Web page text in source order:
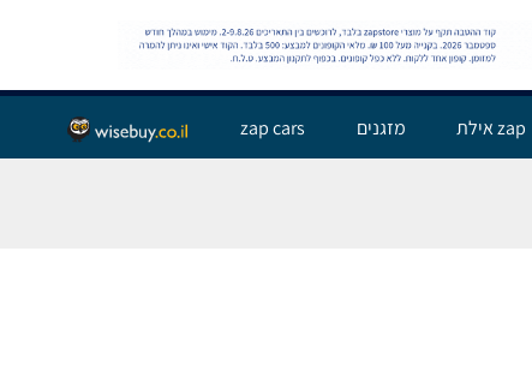
שלום אורח,
התחבר
zap אילת מזגנים zap cars